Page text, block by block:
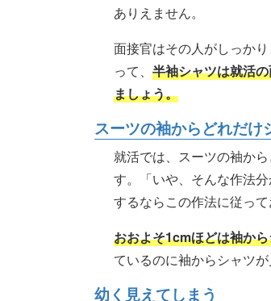
ありえません。
面接官はその人がしっか
って、 半袖シャツは就活
ましょう。
スーツの袖からどれだけ
就活では、スーツの袖か
す。「いや、そんな作法
するならこの作法に従って
おおよそ1cmほどは袖か
ているのに袖からシャツ
幼く見えてしまう